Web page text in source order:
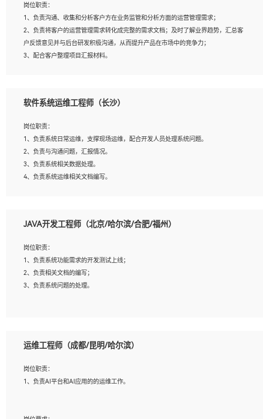
深度学习系统环境；
4、熟悉OPENCV、HALCON等常用图像处理软件，熟练进行图像处理；
5、熟悉主流的分类算法、聚类算法和关联分析算法原理，能熟练使用神经网络算法
的进行业务建模；
6、对OCR领域有深入的研究，熟悉模型调参，压缩和整型化方法；
岗位职责：
1、负责沟通、收集和分析客户方在业务监管和分析方面的运营管理需求；
2、负责将客户的运营管理需求转化成完整的需求文档；及时了解业界趋势，汇总客
户反馈意见并与后台研发积极沟通，从而提升产品在市场中的竞争力；
3、配合客户整理项目汇报材料。
1、3年以上运营或解决方案的工作经验。
征，可独立提出完整的优化方案,并推动方案执行达成结果；熟练使用PPT、
WORD、EXCEL等办公软件；
3、深入理解公司各项AI产品和技术信息；具有较强的文档编写能力，能独立撰写
PPT、方案建议书等，面试时需携带个人制作的专业PPT文件进行展示。
软件系统运维工程师（长沙）
岗位职责：
1、负责系统日常运维，支撑现场运维，配合开发人员处理系统问题。
2、负责与沟通问题，汇报情况。
3、负责系统相关数据处理。
4、负责系统运维相关文档编写。
岗位要求：
2、精通linux命令。
3、熟悉oracle、mysql 数据库。
4、善于沟通，具有良好的团队合作精神和协作能力。
5、必须有实际的生产环境系统维护经验。
JAVA开发工程师（北京/哈尔滨/合肥/福州）
岗位职责：
1、负责系统功能需求的开发测试上线；
2、负责相关文档的编写；
3、负责系统问题的处理。
2、熟悉linux命令；
4、熟练使用oracle、mysql进行开发；
5、熟悉流程开发如使用activiti；
运维工程师（成都/昆明/哈尔滨）
岗位职责：
1、负责AI平台和AI应用的的运维工作。